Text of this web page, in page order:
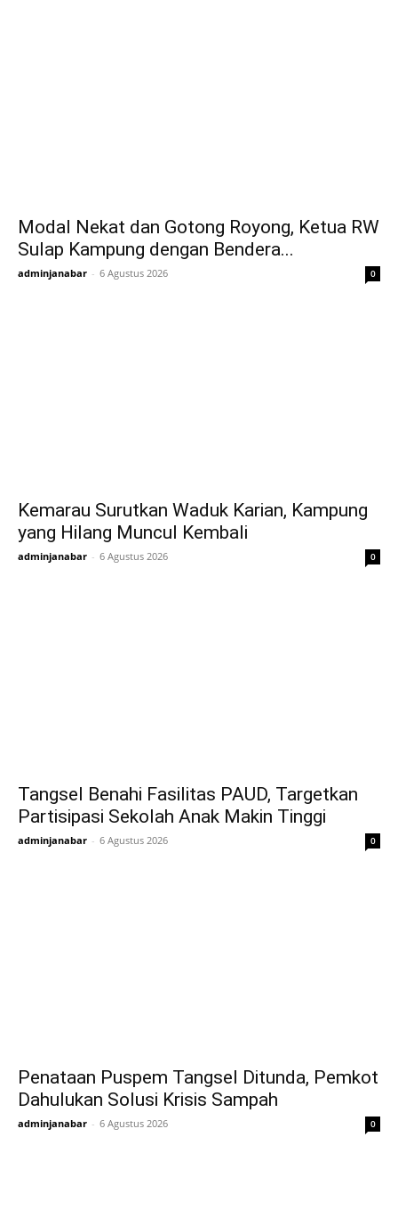
Modal Nekat dan Gotong Royong, Ketua RW
Sulap Kampung dengan Bendera...
adminjanabar - 6 Agustus 2026 0
Kemarau Surutkan Waduk Karian, Kampung
yang Hilang Muncul Kembali
adminjanabar - 6 Agustus 2026 0
Tangsel Benahi Fasilitas PAUD, Targetkan
Partisipasi Sekolah Anak Makin Tinggi
adminjanabar - 6 Agustus 2026 0
Penataan Puspem Tangsel Ditunda, Pemkot
Dahulukan Solusi Krisis Sampah
adminjanabar - 6 Agustus 2026 0